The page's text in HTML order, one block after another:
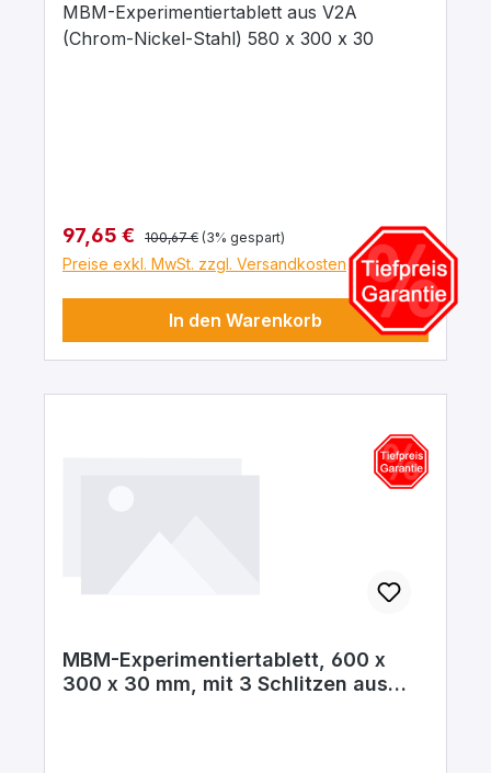
MBM-Experimentiertablett aus V2A
(Chrom-Nickel-Stahl) 580 x 300 x 30
Verkaufspreis:
97,65 € Regulärer Preis:
100,67 € (3% gespart)
Preise exkl. MwSt. zzgl. Versandkosten
In den Warenkorb
MBM-Experimentiertablett, 600 x
300 x 30 mm, mit 3 Schlitzen aus